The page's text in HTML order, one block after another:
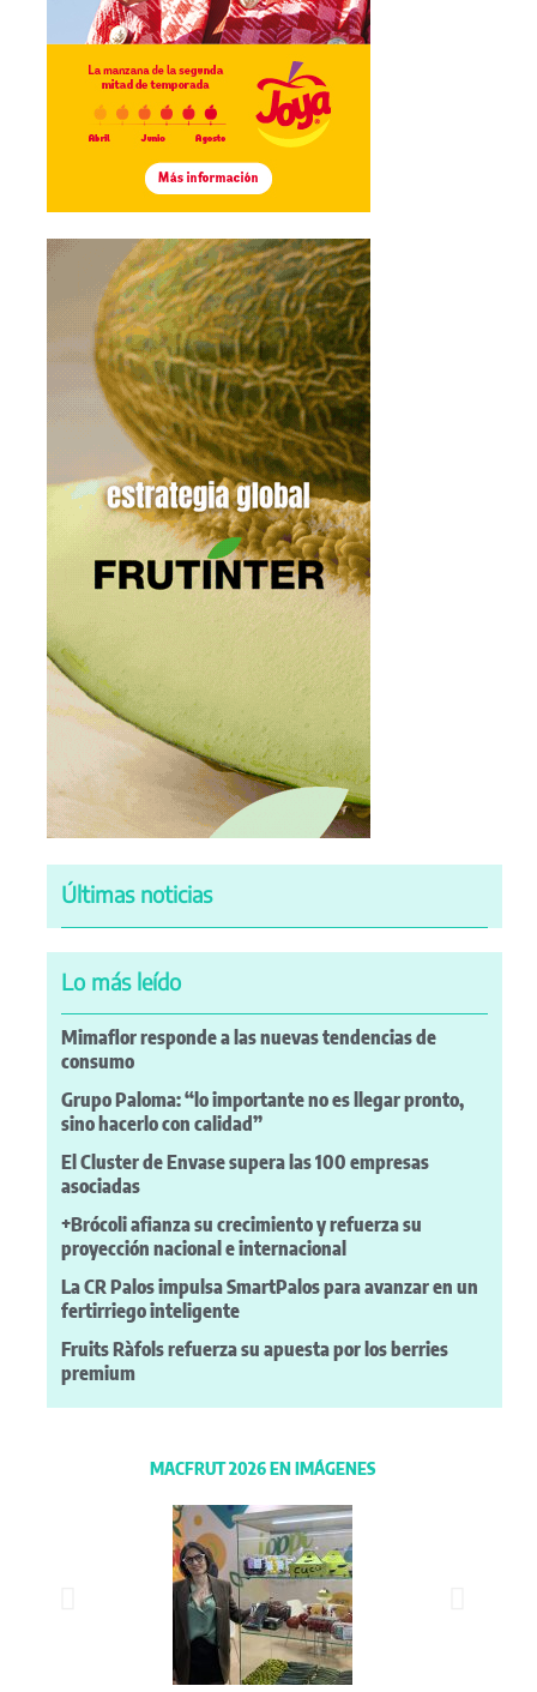
Últimas noticias
Lo más leído
Mimaflor responde a las nuevas tendencias de
consumo
Grupo Paloma: “lo importante no es llegar pronto,
sino hacerlo con calidad”
El Cluster de Envase supera las 100 empresas
asociadas
+Brócoli afianza su crecimiento y refuerza su
proyección nacional e internacional
La CR Palos impulsa SmartPalos para avanzar en un
fertirriego inteligente
Fruits Ràfols refuerza su apuesta por los berries
premium
MACFRUT 2026 EN IMÁGENES